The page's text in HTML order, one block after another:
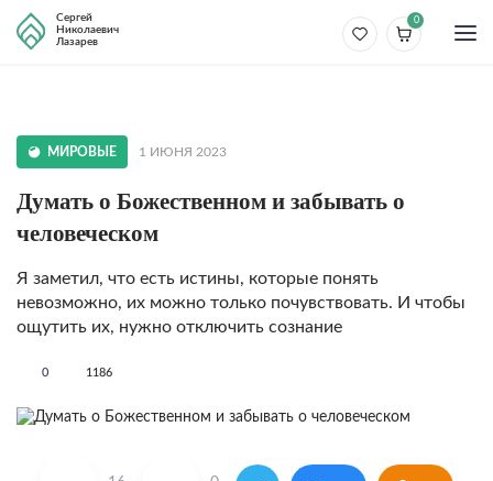
Сергей
Николаевич
Лазарев
0
МИРОВЫЕ 1 ИЮНЯ 2023
Думать о Божественном и забывать о
человеческом
Я заметил, что есть истины, которые понять
невозможно, их можно только почувствовать. И чтобы
ощутить их, нужно отключить сознание
0 1186